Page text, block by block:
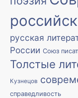
русская
России Союз
Толстые
Кузнецов
справедливость